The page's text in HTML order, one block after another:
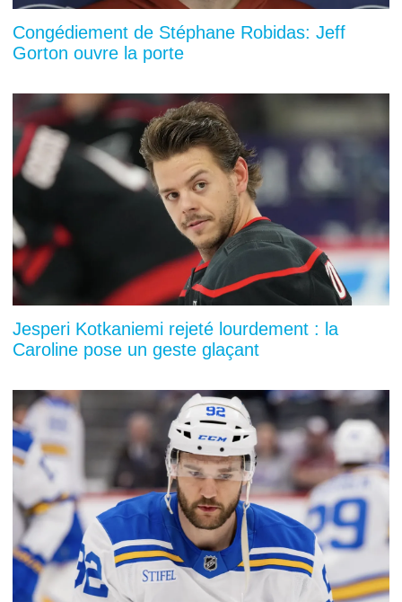
Congédiement de Stéphane Robidas: Jeff
Gorton ouvre la porte
Jesperi Kotkaniemi rejeté lourdement : la
Caroline pose un geste glaçant